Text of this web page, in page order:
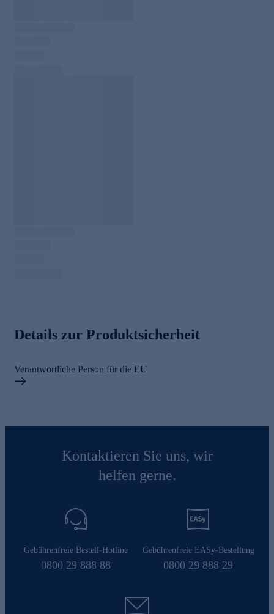
Details zur Produktsicherheit
Verantwortliche Person für die EU
Kontaktieren Sie uns, wir
helfen gerne.
Gebührenfreie Bestell-Hotline
0800 29 888 88
Gebührenfreie EASy-Bestellung
0800 29 888 29